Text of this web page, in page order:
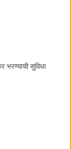
भरण्याची सुविधा